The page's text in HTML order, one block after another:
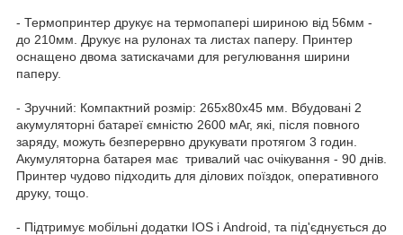
- Термопринтер друкує на термопапері шириною від 56мм -
до 210мм. Друкує на рулонах та листах паперу. Принтер
оснащено двома затискачами для регулювання ширини
паперу.
- Зручний: Компактний розмір: 265x80x45 мм. Вбудовані 2
акумуляторні батареї ємністю 2600 мАг, які, після повного
заряду, можуть безперервно друкувати протягом 3 годин.
Акумуляторна батарея має тривалий час очікування - 90 днів.
Принтер чудово підходить для ділових поїздок, оперативного
друку, тощо.
- Підтримує мобільні додатки IOS і Android, та під'єднується до